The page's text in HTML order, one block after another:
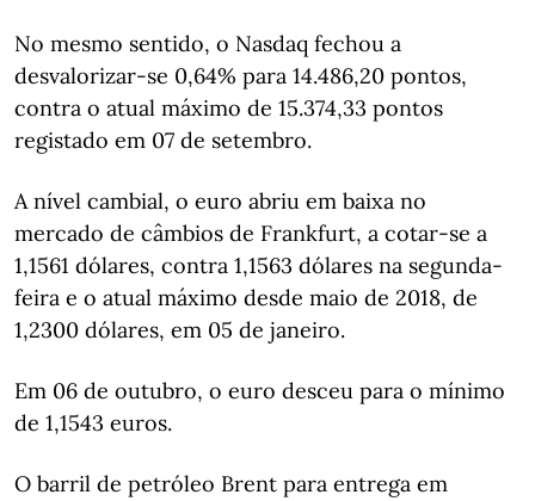
No mesmo sentido, o Nasdaq fechou a
desvalorizar-se 0,64% para 14.486,20 pontos,
contra o atual máximo de 15.374,33 pontos
registado em 07 de setembro.
A nível cambial, o euro abriu em baixa no
mercado de câmbios de Frankfurt, a cotar-se a
1,1561 dólares, contra 1,1563 dólares na segunda-
feira e o atual máximo desde maio de 2018, de
1,2300 dólares, em 05 de janeiro.
Em 06 de outubro, o euro desceu para o mínimo
de 1,1543 euros.
O barril de petróleo Brent para entrega em